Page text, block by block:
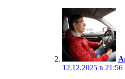
12.12.2025 в 21:56